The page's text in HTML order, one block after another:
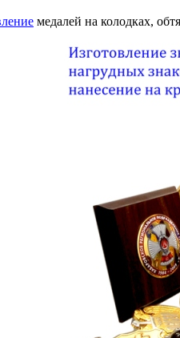
медалей на колодках,